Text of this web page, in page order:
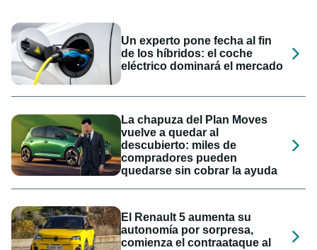
Un experto pone fecha al fin
de los híbridos: el coche
eléctrico dominará el mercado
La chapuza del Plan Moves
vuelve a quedar al
descubierto: miles de
compradores pueden
quedarse sin cobrar la ayuda
El Renault 5 aumenta su
autonomía por sorpresa,
comienza el contraataque al